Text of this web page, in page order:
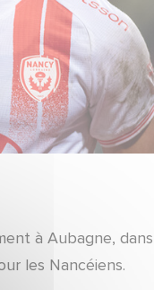
à Aubagne,
les Nancéiens.